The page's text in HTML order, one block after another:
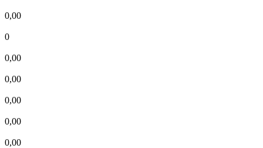
0,00
0
0,00
0,00
0,00
0,00
0,00